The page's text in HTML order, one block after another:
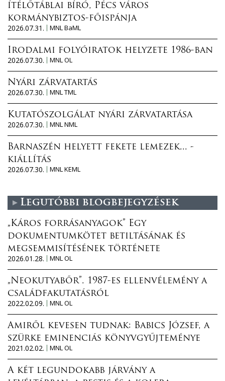
ítélőtáblai bíró, Pécs város
kormánybiztos-főispánja
2026.07.31.
MNL BaML
Irodalmi folyóiratok helyzete 1986-ban
2026.07.30.
MNL OL
Nyári zárvatartás
2026.07.30.
MNL TML
Kutatószolgálat nyári zárvatartása
2026.07.30.
MNL NML
Barnaszén helyett fekete lemezek... -
kiállítás
2026.07.30.
MNL KEML
Legutóbbi blogbejegyzések
„Káros forrásanyagok” Egy
dokumentumkötet betiltásának és
megsemmisítésének története
2026.01.28.
MNL OL
„Neokutyabőr”. 1987-es ellenvélemény a
családfakutatásról
2022.02.09.
MNL OL
Amiről kevesen tudnak: Babics József, a
szürke eminenciás könyvgyűjteménye
2021.02.02.
MNL OL
A két legundokabb járvány a